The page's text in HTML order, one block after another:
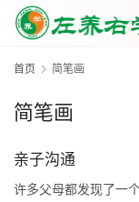
首页 简笔画
简笔画
亲子沟通
许多父母都发现了一